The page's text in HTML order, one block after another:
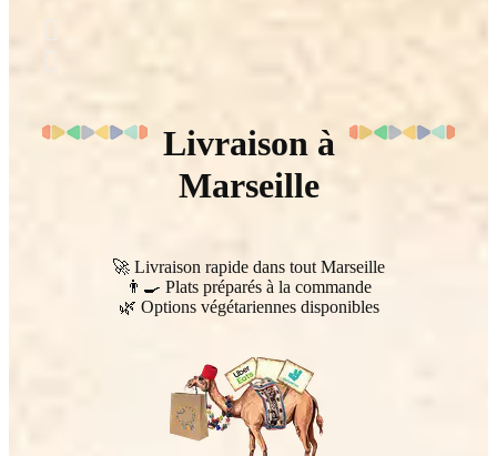
Livraison à
Marseille
🚀 Livraison rapide dans tout Marseille
👨‍🍳 Plats préparés à la commande
🌿 Options végétariennes disponibles